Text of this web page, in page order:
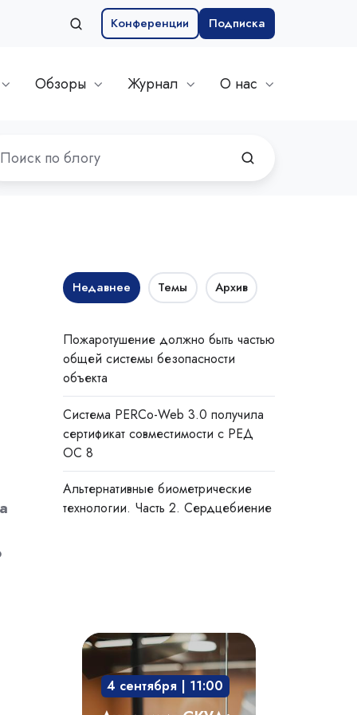
Конференции Подписка
Обзоры Журнал О нас
Недавнее Темы Архив
Пожаротушение должно быть частью
общей системы безопасности
объекта
Система PERCo-Web 3.0 получила
сертификат совместимости с РЕД
ОС 8
Альтернативные биометрические
технологии. Часть 2. Сердцебиение
Академия
СКУД:
мобильный
доступ,
4 сентября | 11:00